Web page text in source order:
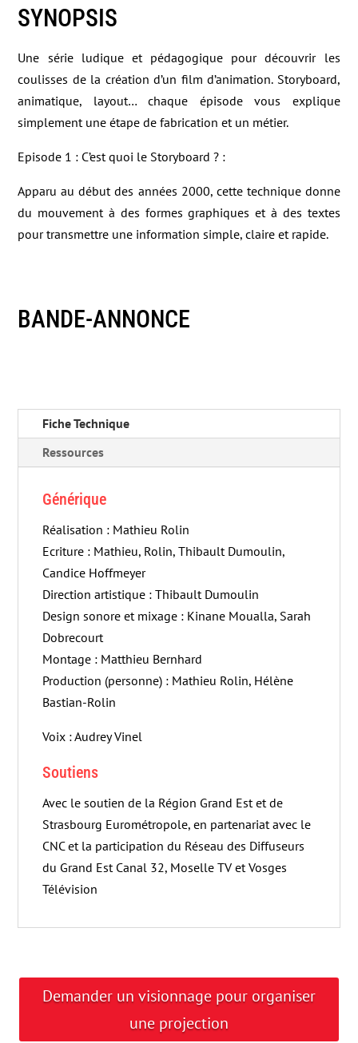
SYNOPSIS
Une série ludique et pédagogique pour découvrir les
coulisses de la création d’un film d’animation. Storyboard,
animatique, layout… chaque épisode vous explique
simplement une étape de fabrication et un métier.
Episode 1 : C’est quoi le Storyboard ? :
Apparu au début des années 2000, cette technique donne
du mouvement à des formes graphiques et à des textes
pour transmettre une information simple, claire et rapide.
BANDE-ANNONCE
Fiche Technique
Ressources
Générique
Réalisation : Mathieu Rolin
Ecriture : Mathieu, Rolin, Thibault Dumoulin,
Candice Hoffmeyer
Direction artistique : Thibault Dumoulin
Design sonore et mixage : Kinane Moualla, Sarah
Dobrecourt
Montage : Matthieu Bernhard
Production (personne) : Mathieu Rolin, Hélène
Bastian-Rolin
Voix : Audrey Vinel
Soutiens
Avec le soutien de la Région Grand Est et de
Strasbourg Eurométropole, en partenariat avec le
CNC et la participation du Réseau des Diffuseurs
du Grand Est Canal 32, Moselle TV et Vosges
Télévision
Demander un visionnage pour organiser
une projection